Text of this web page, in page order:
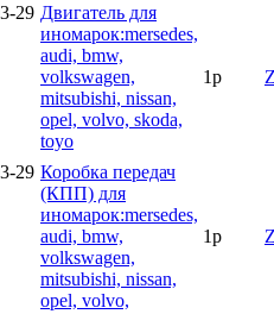
29 Двигатель для
иномарок:mersedes,
audi, bmw,
volkswagen,
mitsubishi, nissan,
opel, volvo, skoda,
toyo
1р
29 Коробка передач
(КПП) для
иномарок:mersedes,
audi, bmw,
volkswagen,
mitsubishi, nissan,
opel, volvo,
1р